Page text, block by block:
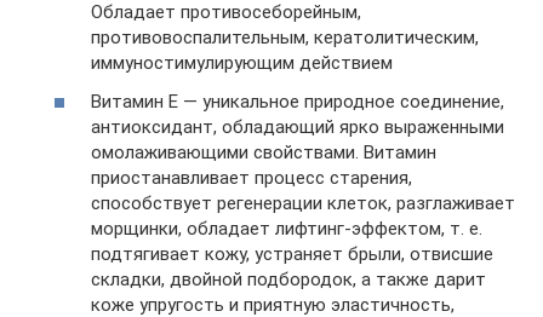
Обладает противосеборейным,
противовоспалительным, кератолитическим,
иммуностимулирующим действием
Витамин Е — уникальное природное соединение,
антиоксидант, обладающий ярко выраженными
омолаживающими свойствами. Витамин
приостанавливает процесс старения,
способствует регенерации клеток, разглаживает
морщинки, обладает лифтинг-эффектом, т. е.
подтягивает кожу, устраняет брыли, отвисшие
складки, двойной подбородок, а также дарит
коже упругость и приятную эластичность,